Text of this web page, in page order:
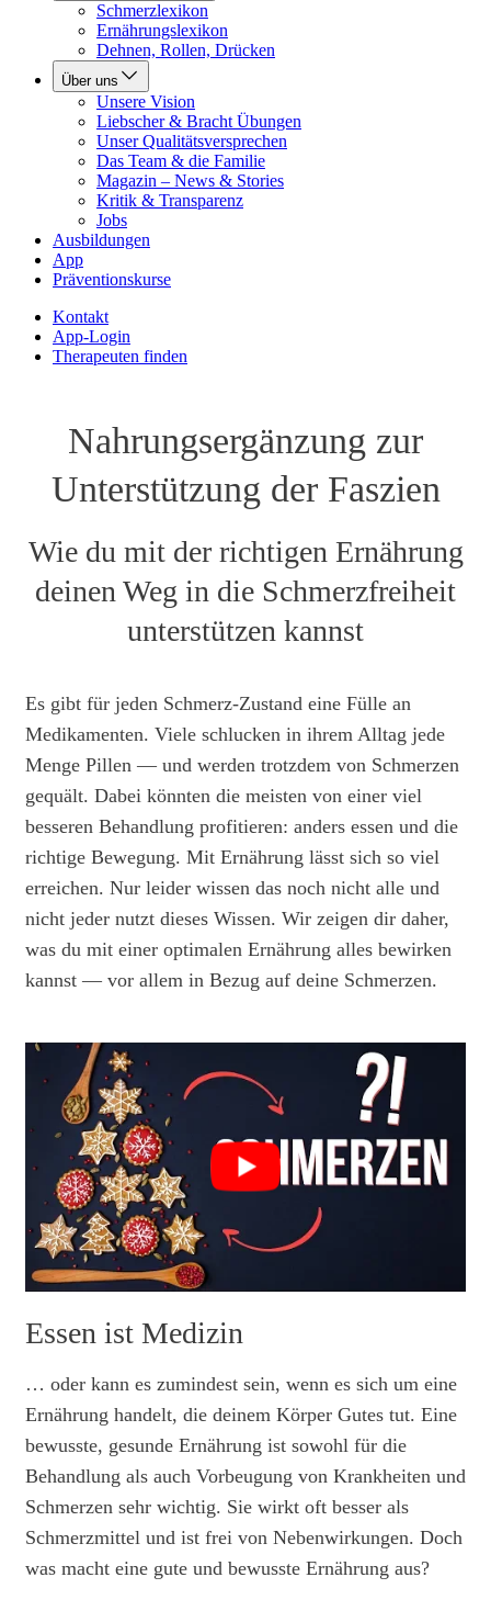
Schmerzlexikon
Ernährungslexikon
Dehnen, Rollen, Drücken
Über uns
Unsere Vision
Liebscher & Bracht Übungen
Unser Qualitätsversprechen
Das Team & die Familie
Magazin – News & Stories
Kritik & Transparenz
Jobs
Ausbildungen
App
Präventionskurse
Kontakt
App-Login
Therapeuten finden
Nahrungsergänzung zur
Unterstützung der Faszien
Wie du mit der richtigen Ernährung
deinen Weg in die Schmerzfreiheit
unterstützen kannst
Es gibt für jeden Schmerz-Zustand eine Fülle an
Medikamenten. Viele schlucken in ihrem Alltag jede
Menge Pillen — und werden trotzdem von Schmerzen
gequält. Dabei könnten die meisten von einer viel
besseren Behandlung profitieren: anders essen und die
richtige Bewegung. Mit Ernährung lässt sich so viel
erreichen. Nur leider wissen das noch nicht alle und
nicht jeder nutzt dieses Wissen. Wir zeigen dir daher,
was du mit einer optimalen Ernährung alles bewirken
kannst — vor allem in Bezug auf deine Schmerzen.
Essen ist Medizin
… oder kann es zumindest sein, wenn es sich um eine
Ernährung handelt, die deinem Körper Gutes tut. Eine
bewusste, gesunde Ernährung ist sowohl für die
Behandlung als auch Vorbeugung von Krankheiten und
Schmerzen sehr wichtig. Sie wirkt oft besser als
Schmerzmittel und ist frei von Nebenwirkungen. Doch
was macht eine gute und bewusste Ernährung aus?